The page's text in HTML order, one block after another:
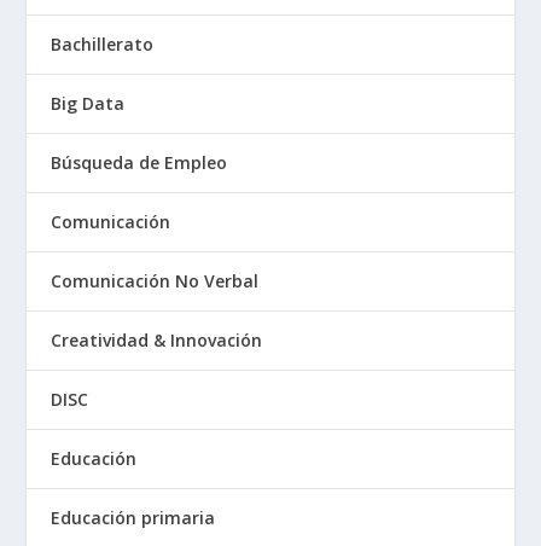
Bachillerato
Big Data
Búsqueda de Empleo
Comunicación
Comunicación No Verbal
Creatividad & Innovación
DISC
Educación
Educación primaria